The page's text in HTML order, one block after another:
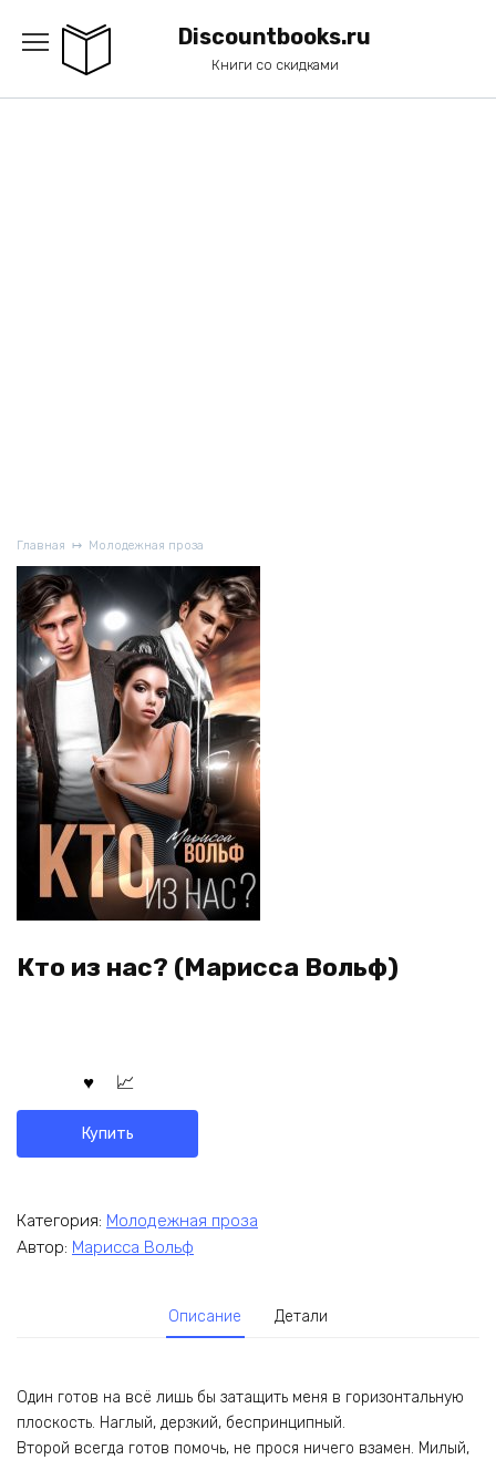
содержанию
Discountbooks.ru
Книги со скидками
Главная Молодежная проза
Кто из нас? (Марисса Вольф)
Купить
Категория: Молодежная проза
Автор: Марисса Вольф
Описание Детали
Один готов на всё лишь бы затащить меня в горизонтальную
плоскость. Наглый, дерзкий, беспринципный.
Второй всегда готов помочь, не прося ничего взамен. Милый,